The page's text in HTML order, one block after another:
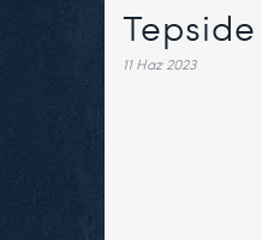
11 Haz 2023